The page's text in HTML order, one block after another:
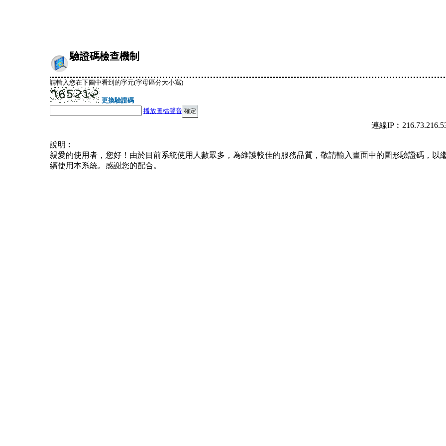
驗證碼檢查機制
請輸入您在下圖中看到的字元(字母區分大小寫)
更換驗證碼
播放圖檔聲音
連線
說明︰
親愛的使用者，您好！由於目前系統使用人數眾多，為維護較佳的服務品質，敬請輸入畫面中的圖形驗證碼，以
續使用本系統。感謝您的配合。